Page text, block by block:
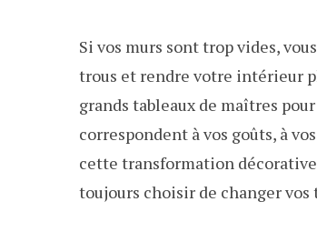
Si vos murs sont trop vides,
trous et rendre votre intérieur
grands tableaux de maîtres
correspondent à vos goûts, à
cette transformation
toujours choisir de changer vos